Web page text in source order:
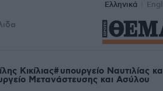
Ελληνικά
Κικίλιας υπουργείο Ναυτιλίας
Μετανάστευσης και Ασύλου